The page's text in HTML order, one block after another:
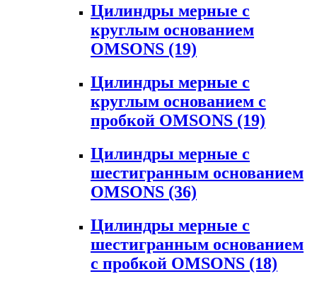
Цилиндры мерные с
круглым основанием
OMSONS (19)
Цилиндры мерные с
круглым основанием с
пробкой OMSONS (19)
Цилиндры мерные с
шестигранным основанием
OMSONS (36)
Цилиндры мерные с
шестигранным основанием
с пробкой OMSONS (18)